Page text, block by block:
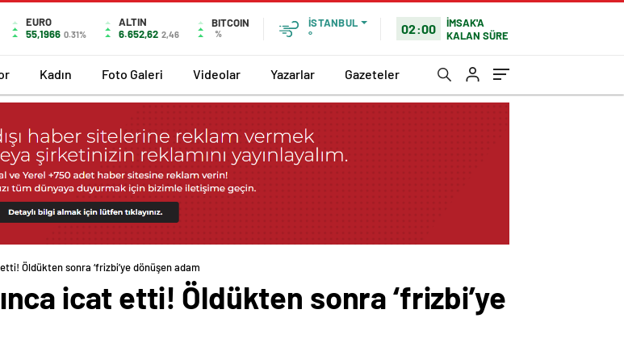
EURO
55,1966 0.31%
ALTIN
6.652,62 2,46
BITCOIN
%
İSTANBUL
°
02:00
İMSAK'A
KALAN SÜRE
Kadın Foto Galeri Videolar Yazarlar Gazeteler
Öldükten sonra ‘frizbi’ye dönüşen adam
icat etti! Öldükten sonra ‘frizbi’ye